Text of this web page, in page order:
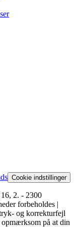
Cookie indstillinger
2. - 2300
forbeholdes |
og korrekturfejl
på at din